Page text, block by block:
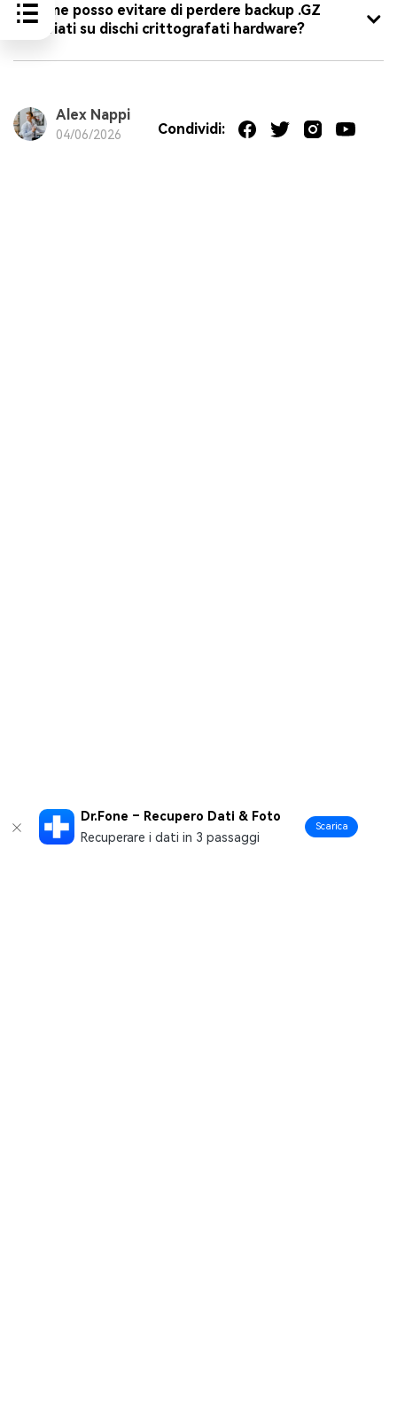
5. Come posso evitare di perdere backup .GZ
archiviati su dischi crittografati hardware?
Alex Nappi
04/06/2026 Condividi:
Dr.Fone – Recupero Dati & Foto
Recuperare i dati in 3 passaggi
Scarica